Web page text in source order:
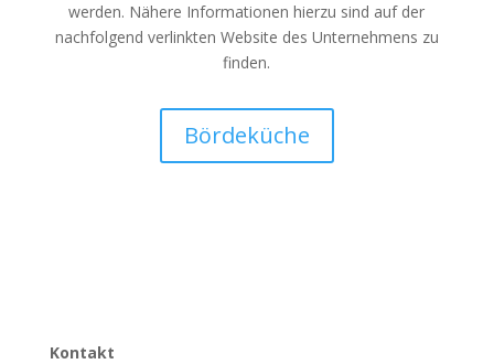
werden. Nähere Informationen hierzu sind auf der
nachfolgend verlinkten Website des Unternehmens zu
finden.
Bördeküche
Kontakt